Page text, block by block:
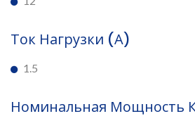
Ток Нагрузки (А)
1.5
Номинальная Мощность